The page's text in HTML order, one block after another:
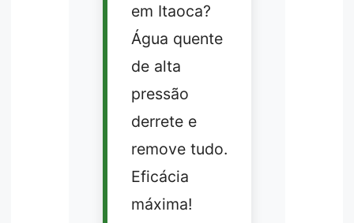
em Itaoca?
Água quente
de alta
pressão
derrete e
remove tudo.
Eficácia
máxima!